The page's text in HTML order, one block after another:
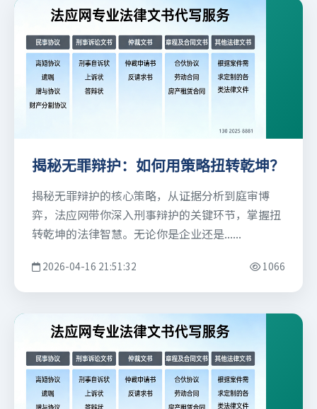
揭秘无罪辩护：如何用策略扭转乾坤？
揭秘无罪辩护的核心策略，从证据分析到庭审博
弈，法应网带你深入刑事辩护的关键环节，掌握扭
转乾坤的法律智慧。无论你是企业还是......
2026-04-16 21:51:32 1066